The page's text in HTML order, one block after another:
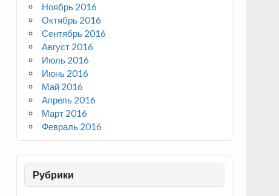
Ноябрь 2016
Октябрь 2016
Сентябрь 2016
Август 2016
Июль 2016
Июнь 2016
Май 2016
Апрель 2016
Март 2016
Февраль 2016
Рубрики